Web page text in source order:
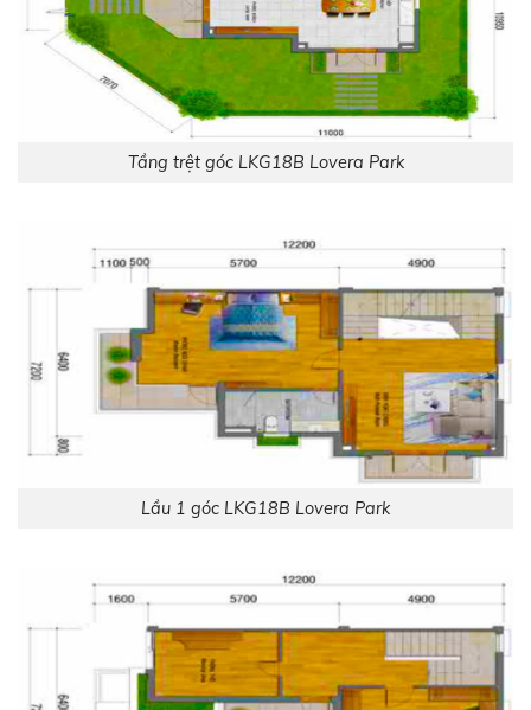
Tầng trệt góc LKG18B Lovera Park
Lầu 1 góc LKG18B Lovera Park